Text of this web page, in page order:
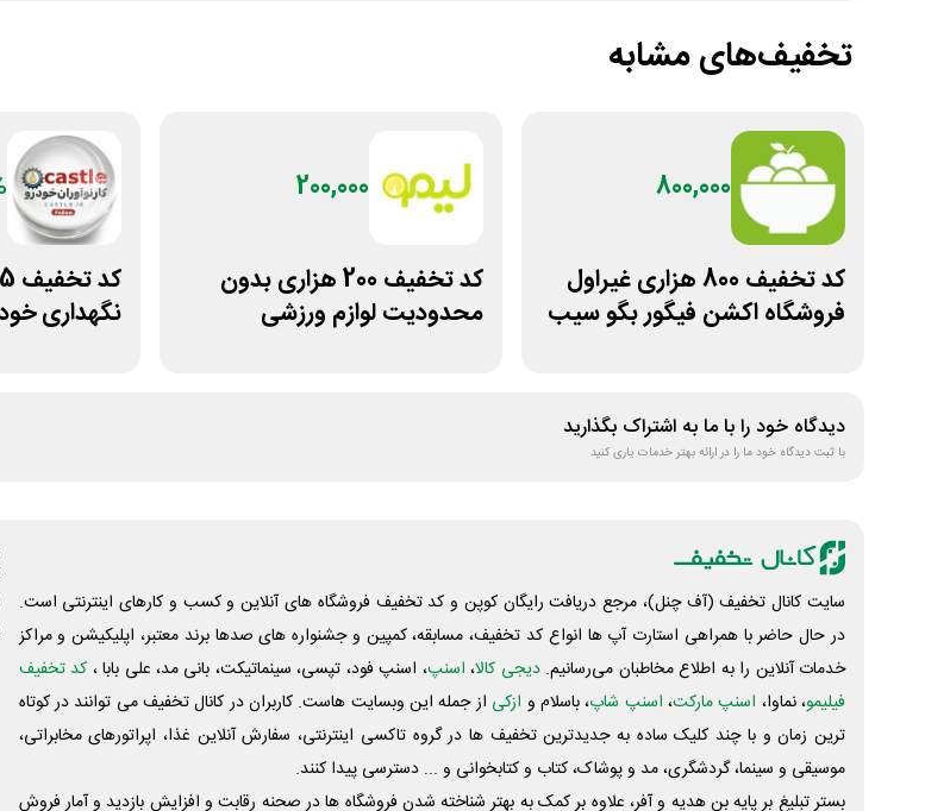
تخفیف‌های مشابه
800,000
کد تخفیف 800 هزاری غیراول
فروشگاه اکشن فیگور بگو سیب
200,000
کد تخفیف 200 هزاری بدون
محدودیت لوازم ورزشی
نگهداری
دیدگاه خود را با ما به اشتراک بگذارید
با ثبت دیدگاه خود ما را در ارائه بهتر خدمات یاری کنید
سایت کانال تخفیف (آف چنل)، مرجع دریافت رایگان کوپن و کد تخفیف فروشگاه های آنلاین و کسب و‌ کارهای اینترنتی است.
در حال حاضر با همراهی استارت آپ ها انواع کد تخفیف، مسابقه، کمپین و جشنواره های صدها برند معتبر، اپلیکیشن و مراکز
خدمات آنلاین را به اطلاع مخاطبان می‌رسانیم. دیجی کالا، اسنپ، اسنپ فود، تپسی، سینماتیکت، بانی مد، علی‌ بابا ، کد تخفیف
فیلیمو، نماوا، اسنپ مارکت، اسنپ شاپ، باسلام و ازکی از جمله این وبسایت ‌هاست. کاربران در کانال تخفیف می توانند در کوتاه
ترین زمان و با چند کلیک ساده به جدیدترین تخفیف ها در گروه تاکسی اینترنتی، سفارش آنلاین غذا، اپراتورهای مخابراتی،
موسیقی و سینما، گردشگری، مد و پوشاک، کتاب و کتابخوانی و ... دسترسی پیدا کنند.
بستر تبلیغ بر پایه بن هدیه و آفر، علاوه بر کمک به بهتر شناخته شدن فروشگاه ها در صحنه رقابت و افزایش بازدید و آمار فروش